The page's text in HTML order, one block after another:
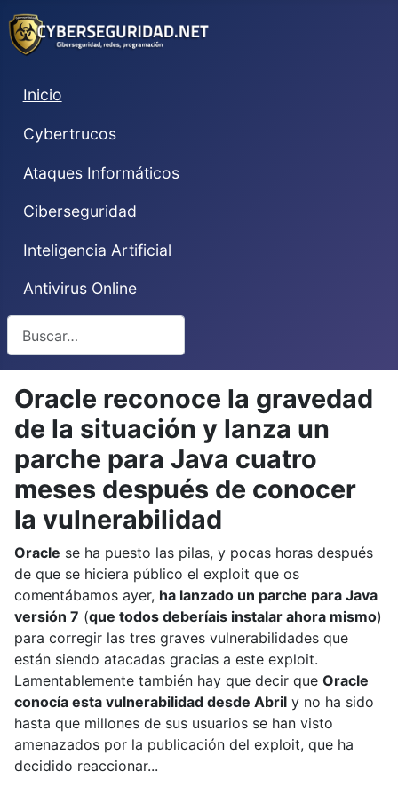
Inicio
Cybertrucos
Ataques Informáticos
Ciberseguridad
Inteligencia Artificial
Antivirus Online
Oracle reconoce la gravedad
de la situación y lanza un
parche para Java cuatro
meses después de conocer
la vulnerabilidad
Oracle se ha puesto las pilas, y pocas horas después
de que se hiciera público el exploit que os
comentábamos ayer, ha lanzado un parche para Java
versión 7 (que todos deberíais instalar ahora mismo)
para corregir las tres graves vulnerabilidades que
están siendo atacadas gracias a este exploit.
Lamentablemente también hay que decir que Oracle
conocía esta vulnerabilidad desde Abril y no ha sido
hasta que millones de sus usuarios se han visto
amenazados por la publicación del exploit, que ha
decidido reaccionar...